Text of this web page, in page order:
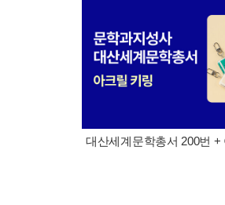
대산세계문학총서 200번 +